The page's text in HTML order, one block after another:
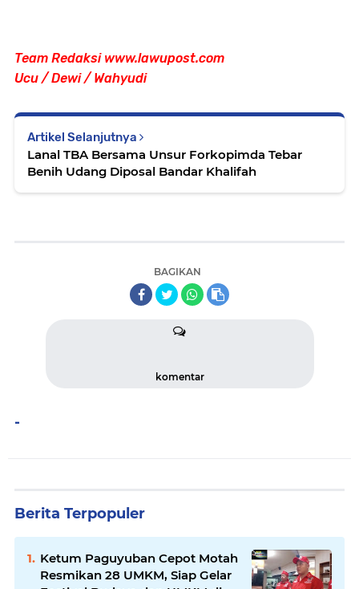
Team Redaksi www.lawupost.com
Ucu / Dewi / Wahyudi
Artikel Selanjutnya
Lanal TBA Bersama Unsur Forkopimda Tebar
Benih Udang Diposal Bandar Khalifah
BAGIKAN
komentar
-
Berita Terpopuler
Ketum Paguyuban Cepot Motah
Resmikan 28 UMKM, Siap Gelar